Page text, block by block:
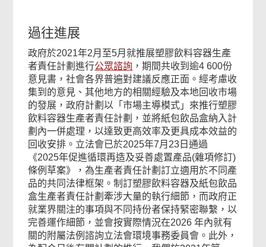
過往進展
政府於2021年2月至5月就推展塑膠飲料容器生產
者責任計劃進行公眾諮詢 ，期間共收到逾4 600份
意見書，社會各界普遍對建議反應正面。經考慮收
集到的意見、其他地方的相關經驗及本地回收市場
的發展，政府計劃以「市場主導模式」來推行塑膠
飲料容器生產者責任計劃，並將紙包飲品盒納入計
劃內一併處理，以達致更高效率及更具成本效益的
回收安排。立法會已於2025年7月23日通過
《2025年促進循環再造及妥善處置產品(雜項修訂)
條例草案》，為生產者責任計劃訂立適用於不同產
品的共同法律框架。制訂塑膠飲料容器及紙包飲品
盒生產者責任計劃牽涉大量的執行細節，而政府正
就業界關注的事項與不同持份者保持緊密聯繫，以
完善運作細節，並會按實際情況在2026 年內就有
關的附屬法例諮詢立法會環境事務委員會。此外，